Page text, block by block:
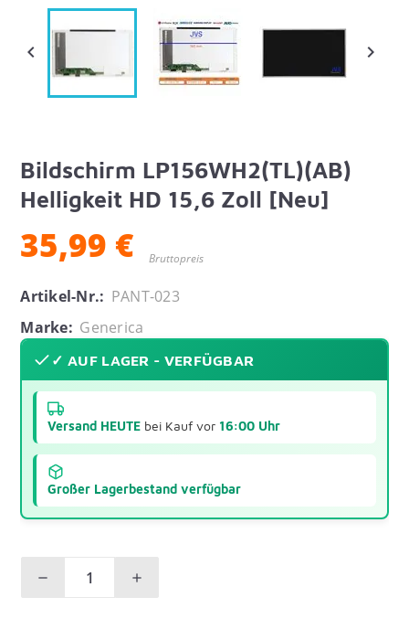
 
Bildschirm LP156WH2(TL)(AB)
Helligkeit HD 15,6 Zoll [Neu]
35,99 € Bruttopreis
Artikel-Nr.: PANT-023
Marke: Generica
✓ AUF LAGER - VERFÜGBAR
Versand HEUTE bei Kauf vor 16:00 Uhr
Großer Lagerbestand verfügbar